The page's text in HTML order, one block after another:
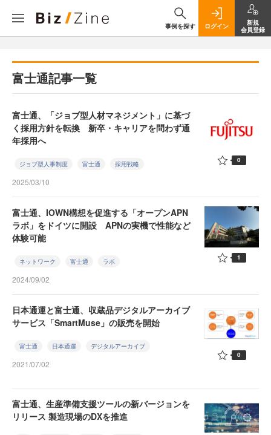
事例を探す ログイン
新規
会員登録
富士通記事一覧
富士通、「ジョブ型人材マネジメント」に基づ
く採用方針を転換 新卒・キャリアを問わず通
年採用へ
ジョブ型人事制度 富士通 採用戦略
2025/03/10
0
富士通、IOWN構想を促進する「オープンAPN
ラボ」をドイツに開設 APNの実機で性能など
体験可能
ネットワーク 富士通 ラボ
2024/09/02
1
日本通運と富士通、収蔵品デジタルアーカイブ
サービス「SmartMuse」の販売を開始
富士通 日本通運 デジタルアーカイブ
2021/07/02
0
富士通、生産準備支援ツールの新バージョンを
リリース 製造現場のDXを推進